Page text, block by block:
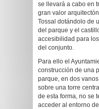
se llevará a cabo en
gran valor
Tossal dotándolo de
del parque y el
accesibilidad para
del conjunto.
Para ello el
construcción de una
parque, en dos
sobre una torre
de esta forma, no se
acceder al entorno